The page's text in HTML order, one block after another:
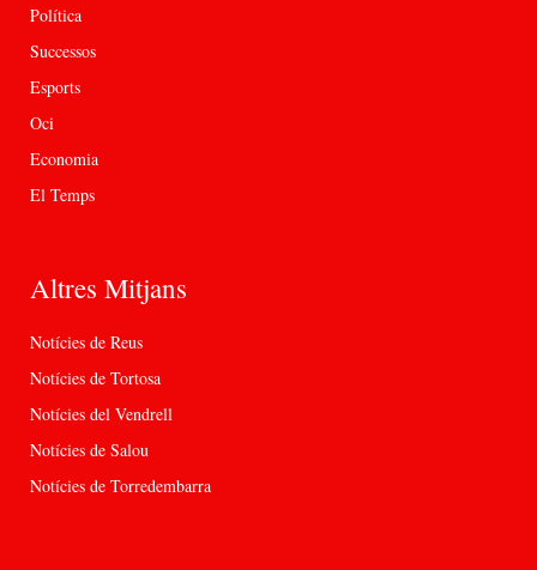
Política
Successos
Esports
Oci
Economia
El Temps
Altres Mitjans
Notícies de Reus
Notícies de Tortosa
Notícies del Vendrell
Notícies de Salou
Notícies de Torredembarra